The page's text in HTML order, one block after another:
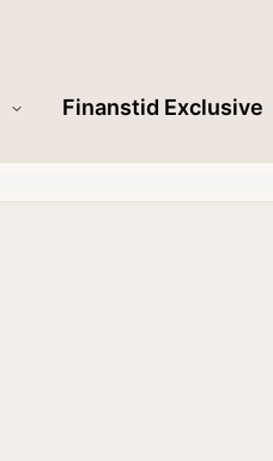
Finanstid Exclusive